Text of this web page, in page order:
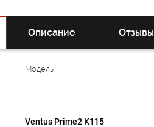
Описание Отзывы
Модель
Ventus Prime2 K115